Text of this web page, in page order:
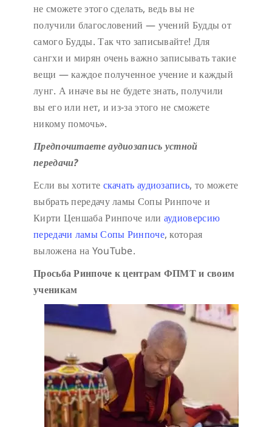
не сможете этого сделать, ведь вы не
получили благословений — учений Будды от
самого Будды. Так что записывайте! Для
сангхи и мирян очень важно записывать такие
вещи — каждое полученное учение и каждый
лунг. А иначе вы не будете знать, получили
вы его или нет, и из-за этого не сможете
никому помочь».
Предпочитаете аудиозапись устной
передачи?
Если вы хотите скачать аудиозапись, то можете
выбрать передачу ламы Сопы Ринпоче и
Кирти Ценшаба Ринпоче или аудиоверсию
передачи ламы Сопы Ринпоче, которая
выложена на YouTube.
Просьба Ринпоче к центрам ФПМТ и своим
ученикам